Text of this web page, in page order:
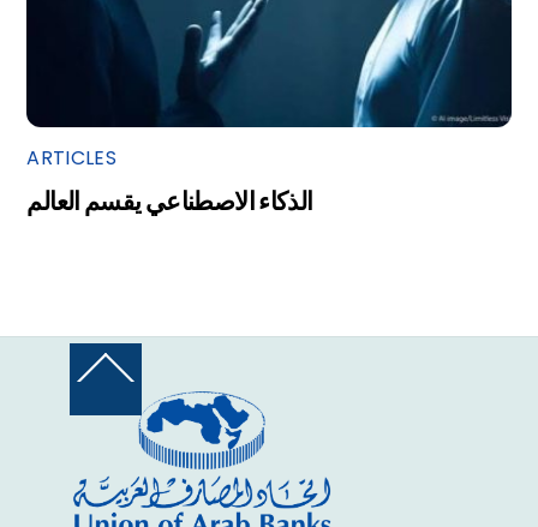
ARTICLES
الذكاء الاصطناعي يقسم العالم
Back
Top